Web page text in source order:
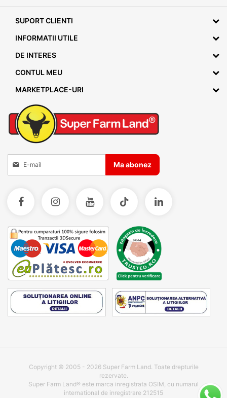
SUPORT CLIENTI
INFORMATII UTILE
DE INTERES
CONTUL MEU
MARKETPLACE-URI
Inscrieti-va la Buletinele noastre informative
Ma abonez
Copyright © 2005 - 2026 Super Farm Land. Toate drepturile
rezervate.
Super Farm Land® este marca inregistrata OSIM, cu numarul
international de inregistrare 212515